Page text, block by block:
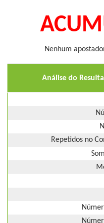
Nenhum
Análise do
Repetidos no